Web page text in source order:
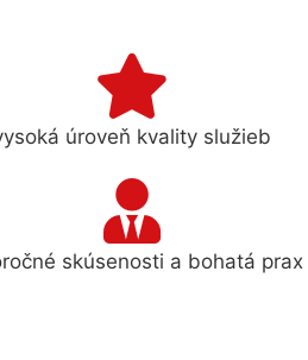
úroveň kvality služieb
skúsenosti a bohatá prax